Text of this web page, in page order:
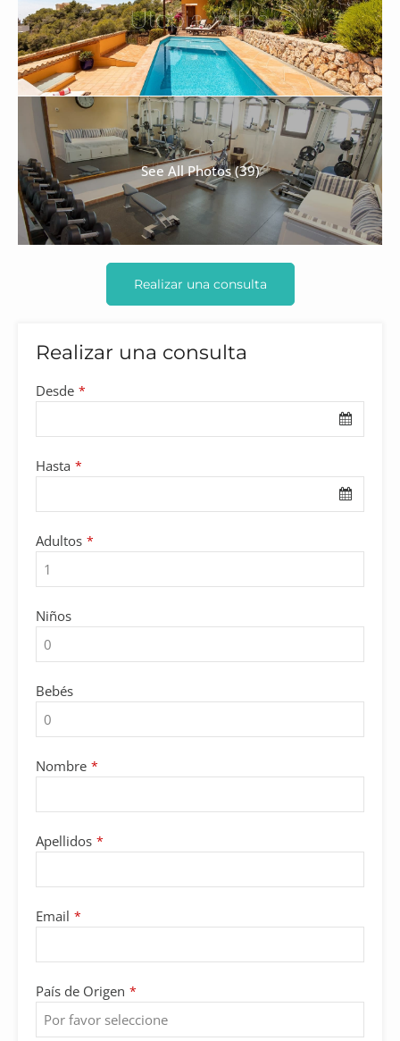
See All Photos (39)
Realizar una consulta
Realizar una consulta
Desde *
Hasta *
Adultos *
Niños
Bebés
Nombre *
Apellidos *
Email *
País de Origen *